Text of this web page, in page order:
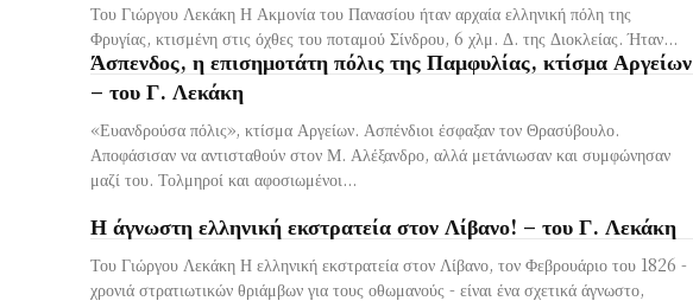
Του Γιώργου Λεκάκη Η Ακμονία του Πανασίου ήταν αρχαία ελληνική πόλη της
Φρυγίας, κτισμένη στις όχθες του ποταμού Σίνδρου, 6 χλμ. Δ. της Διοκλείας. Ήταν...
Άσπενδος, η επισημοτάτη πόλις της Παμφυλίας, κτίσμα Αργείων
– του Γ. Λεκάκη
«Ευανδρούσα πόλις», κτίσμα Αργείων. Ασπένδιοι έσφαξαν τον Θρασύβουλο.
Αποφάσισαν να αντισταθούν στον Μ. Αλέξανδρο, αλλά μετάνιωσαν και συμφώνησαν
μαζί του. Τολμηροί και αφοσιωμένοι...
Η άγνωστη ελληνική εκστρατεία στον Λίβανο! – του Γ. Λεκάκη
Του Γιώργου Λεκάκη Η ελληνική εκστρατεία στον Λίβανο, τον Φεβρουάριο του 1826 -
χρονιά στρατιωτικών θριάμβων για τους οθωμανούς - είναι ένα σχετικά άγνωστο,